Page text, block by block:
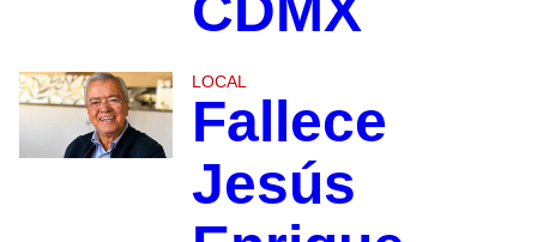
LOCAL
Fallece
Jesús